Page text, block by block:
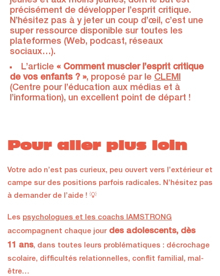
précisément de développer l’esprit critique.
N’hésitez pas à y jeter un coup d’œil, c’est une
super ressource disponible sur toutes les
plateformes (Web, podcast, réseaux
sociaux…).
L’article « Comment muscler l’esprit critique
de vos enfants ? », proposé par le CLEMI
(Centre pour l’éducation aux médias et à
l’information), un excellent point de départ !
Pour aller plus loin
Votre ado n’est pas curieux, peu ouvert vers l’extérieur et
campe sur des positions parfois radicales. N’hésitez pas
à demander de l’aide ! 💡
Les psychologues et les coachs IAMSTRONG
accompagnent chaque jourdes adolescents, dès
11 ans, dans toutes leurs problématiques : décrochage
scolaire, difficultés relationnelles, conflit familial, mal-
être…